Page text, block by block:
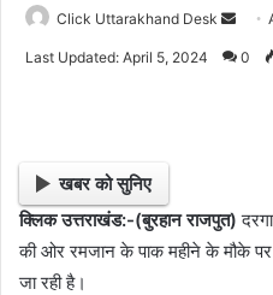
Click Uttarakhand Desk
e
m
a
Last Updated: April 5, 2024 0
खबर को सुनिए
क्लिक उत्तराखंड:-(बुरहान राजपुत)
की ओर रमजान के पाक महीने के मौके पर
जा रही है।